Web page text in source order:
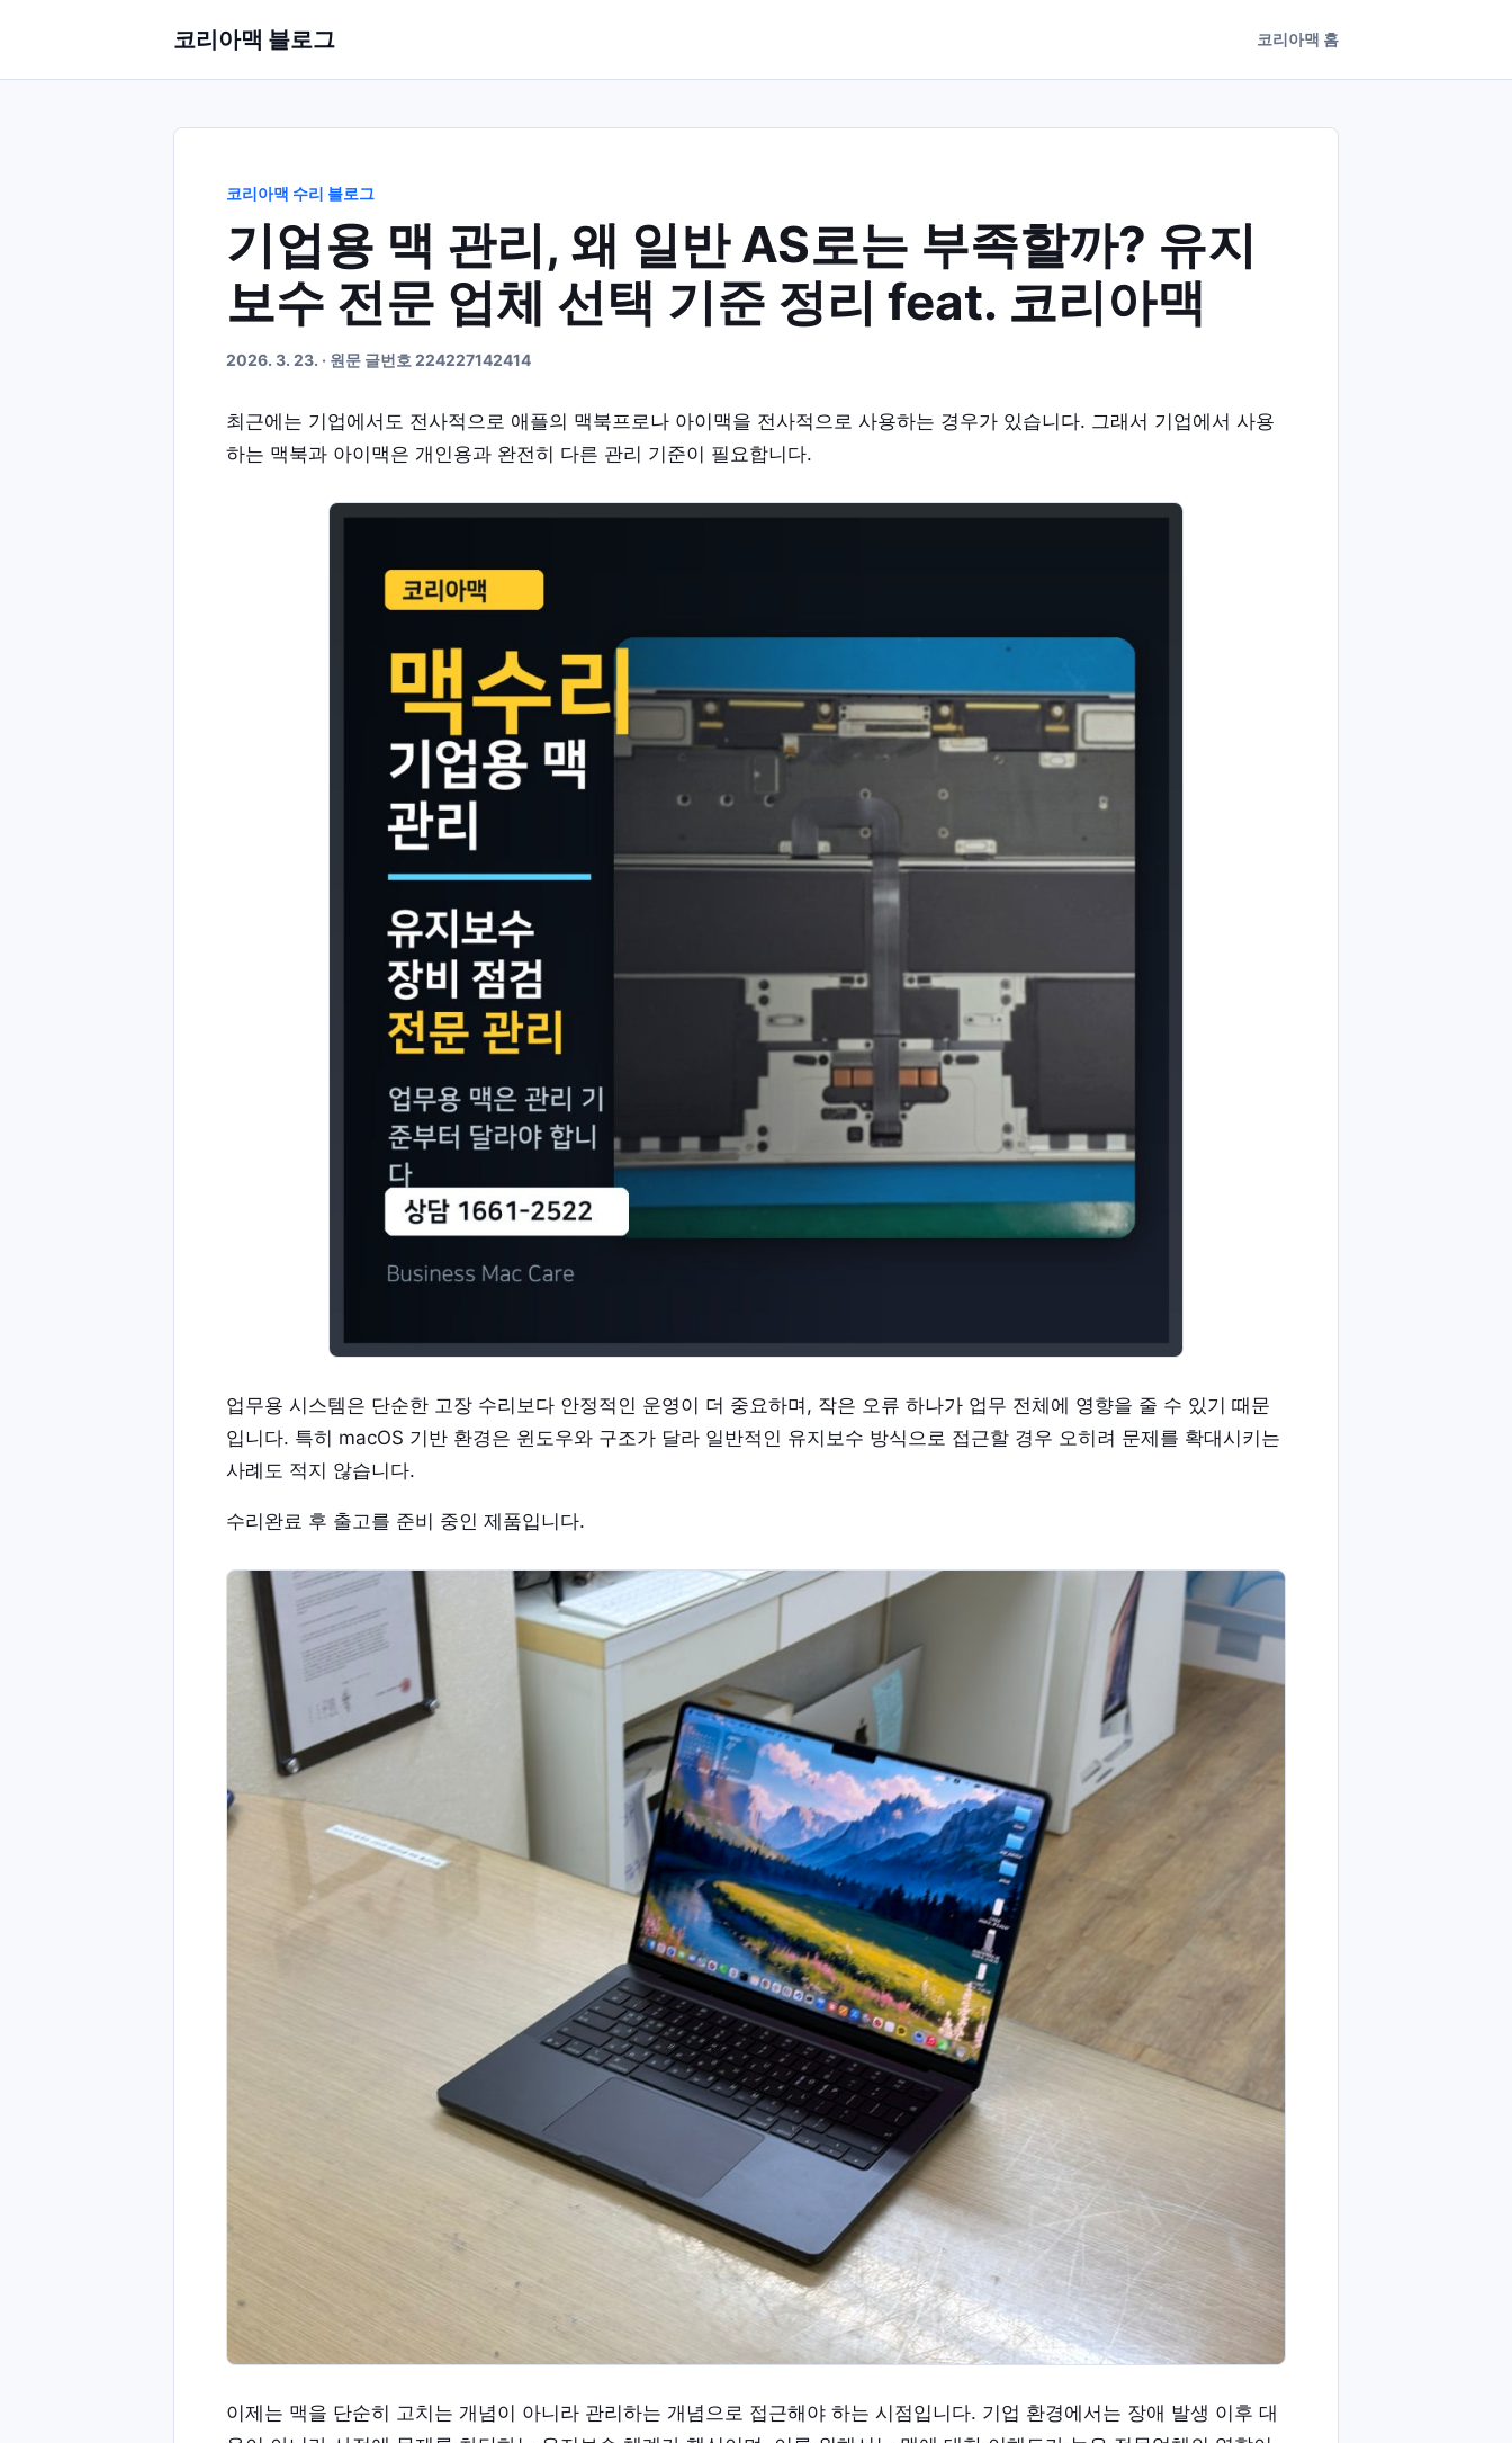
코리아맥 블로그 코리아맥 홈
코리아맥 수리 블로그
기업용 맥 관리, 왜 일반 AS로는 부족할까? 유지
보수 전문 업체 선택 기준 정리 feat. 코리아맥
2026. 3. 23. · 원문 글번호 224227142414
최근에는 기업에서도 전사적으로 애플의 맥북프로나 아이맥을 전사적으로 사용하는 경우가 있습니다. 그래서 기업에서 사용
하는 맥북과 아이맥은 개인용과 완전히 다른 관리 기준이 필요합니다.
업무용 시스템은 단순한 고장 수리보다 안정적인 운영이 더 중요하며, 작은 오류 하나가 업무 전체에 영향을 줄 수 있기 때문
입니다. 특히 macOS 기반 환경은 윈도우와 구조가 달라 일반적인 유지보수 방식으로 접근할 경우 오히려 문제를 확대시키는
사례도 적지 않습니다.
수리완료 후 출고를 준비 중인 제품입니다.
이제는 맥을 단순히 고치는 개념이 아니라 관리하는 개념으로 접근해야 하는 시점입니다. 기업 환경에서는 장애 발생 이후 대